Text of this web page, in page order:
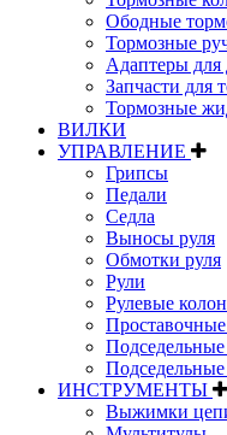
Ободные
Тормозные
Адаптеры для
Запчасти для
Тормозные
ВИЛКИ
УПРАВЛЕНИЕ
Грипсы
Педали
Седла
Выносы руля
Обмотки руля
Рули
Рулевые
Проставочные
ИНСТРУМЕНТЫ
Выжимки